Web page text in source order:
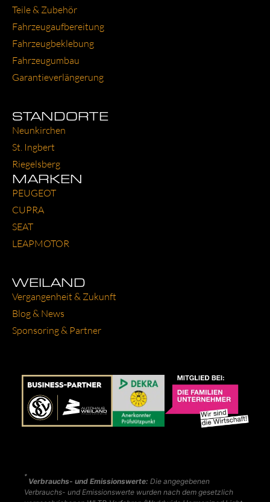
Tei­le & Zube­hör
Fahr­zeug­auf­be­rei­tung
Fahr­zeug­be­kle­bung
Fahr­zeug­um­bau
Garantie­verlängerung
STANDORTE
Neun­kir­chen
St. Ing­bert
Rie­gels­berg
MARKEN
PEU­GEOT
CUP­RA
SEAT
LEAP­MO­TOR
WEILAND
Ver­gan­gen­heit & Zukunft
Blog & News
Spon­so­ring & Part­ner
*
Verbrauchs- und Emissionswerte: Die angegebenen
Verbrauchs- und Emissionswerte wurden nach dem gesetzlich